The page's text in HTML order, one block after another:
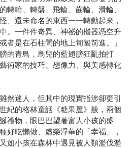
轉輪、轉盤、飛輪、齒輪、滑輪、
、還未命名的東西一一轉動起來，
。一件件奇異、神祕的機器憑空升
者是在石柱間的地上匍匐前進。」
的青鳥，鳥兒的藍翅膀狂亂拍打
家的技巧、想像力、與美感轉化
然迷人，但其中的現實指涉卻更引
紀的格林童話《糖果屋》般，兩個
禮物，眼巴巴望著富人小孩的盛
好吃懶做、虛榮浮華的「幸福」，
如小孩在森林中遇見被人類濫伐濫